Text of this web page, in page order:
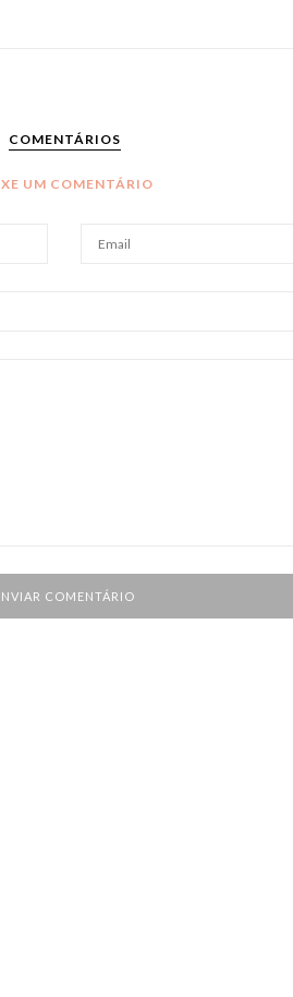
COMENTÁRIOS
UM COMENTÁRIO